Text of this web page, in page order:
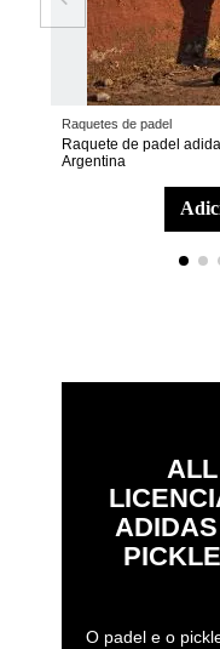
Raquetes de padel
Raquete de padel
Argentina
O padel e o